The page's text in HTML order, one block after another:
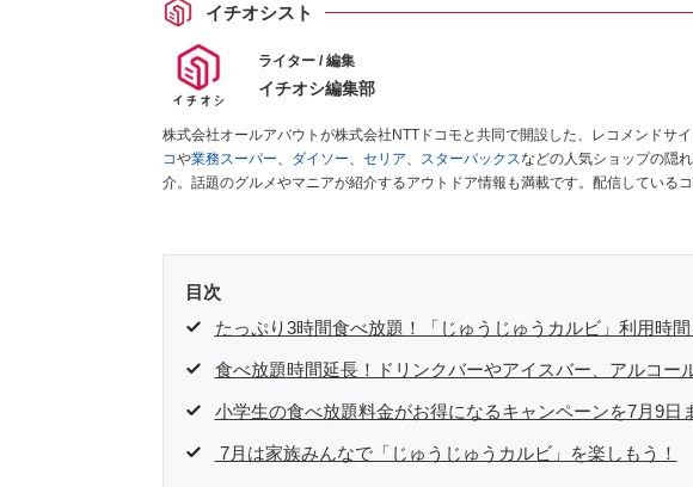
イチオシスト
ライター / 編集
イチオシ編集部
株式会社オールアバウトが株式会社NTTドコモと共同で開設した、レコメンドサイ
コや業務スーパー、 ダイソー、 セリア、 スターバックスなどの人気ショップの隠
介。話題のグルメやマニアが紹介するアウトドア情報も満載です。配信している
目次
たっぷり3時間食べ放題！「じゅうじゅうカルビ」利用時
食べ放題時間延長！ドリンクバーやアイスバー、アルコー
小学生の食べ放題料金がお得になるキャンペーンを7月9日
7月は家族みんなで「じゅうじゅうカルビ」を楽しもう！